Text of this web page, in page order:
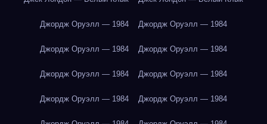
Джордж Оруэлл — 1984 Джордж Оруэлл — 1984
Джордж Оруэлл — 1984 Джордж Оруэлл — 1984
Джордж Оруэлл — 1984 Джордж Оруэлл — 1984
Джордж Оруэлл — 1984 Джордж Оруэлл — 1984